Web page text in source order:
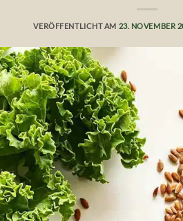
VERÖFFENTLICHT AM 23. NOVEMBER